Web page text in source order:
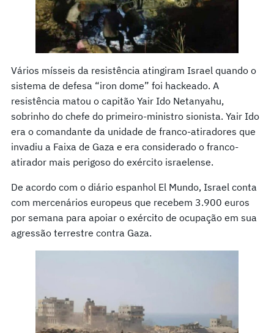
Vários mísseis da resistência atingiram Israel quando o
sistema de defesa “iron dome” foi hackeado. A
resistência matou o capitão Yair Ido Netanyahu,
sobrinho do chefe do primeiro-ministro sionista. Yair Ido
era o comandante da unidade de franco-atiradores que
invadiu a Faixa de Gaza e era considerado o franco-
atirador mais perigoso do exército israelense.
De acordo com o diário espanhol El Mundo, Israel conta
com mercenários europeus que recebem 3.900 euros
por semana para apoiar o exército de ocupação em sua
agressão terrestre contra Gaza.